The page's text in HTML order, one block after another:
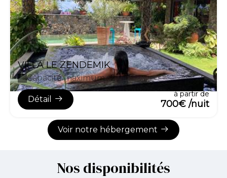
VILLA LE ZENDEMIK
Capacité maximum : 2
Détail
à partir de
700€ /nuit
Voir notre hébergement
Nos disponibilités